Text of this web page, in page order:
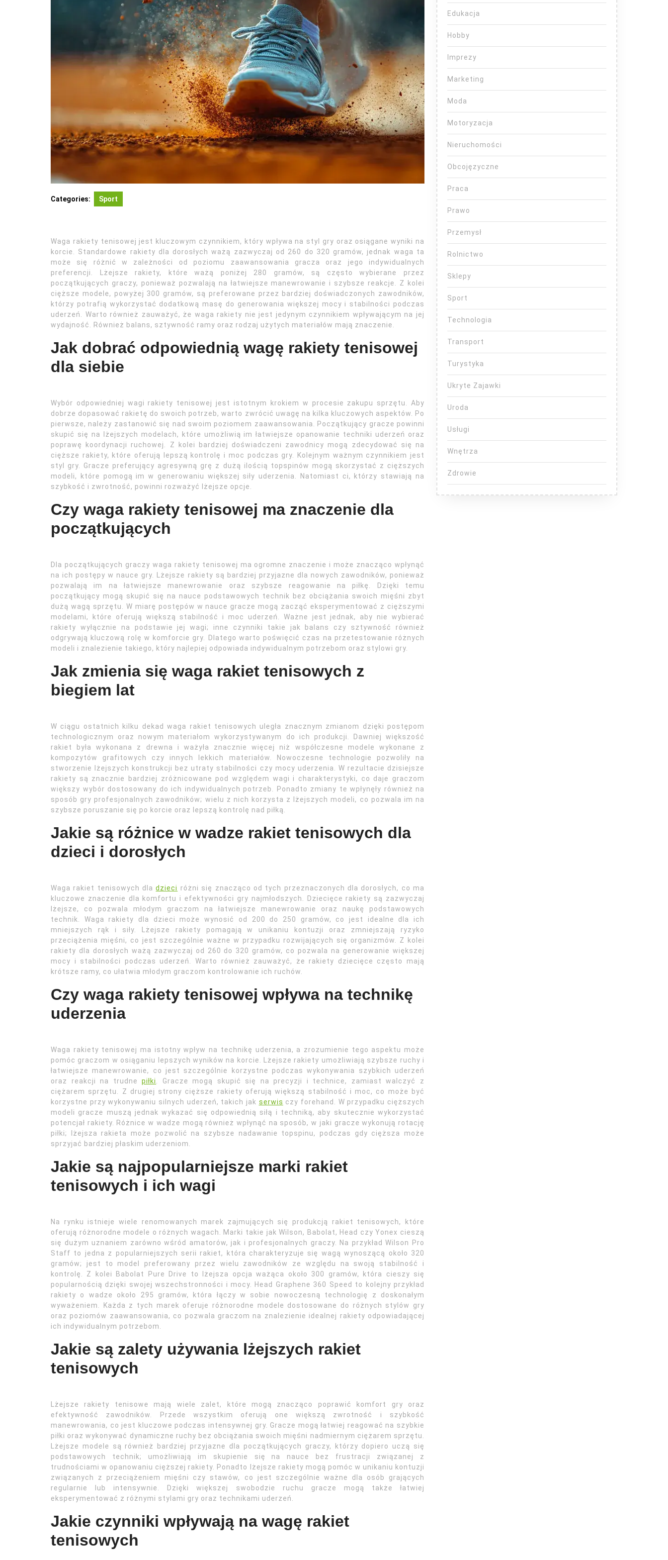
Categories: Sport
Waga rakiety tenisowej jest kluczowym czynnikiem, który wpływa na styl gry oraz osiągane wyniki na
korcie. Standardowe rakiety dla dorosłych ważą zazwyczaj od 260 do 320 gramów, jednak waga ta
może się różnić w zależności od poziomu zaawansowania gracza oraz jego indywidualnych
preferencji. Lżejsze rakiety, które ważą poniżej 280 gramów, są często wybierane przez
początkujących graczy, ponieważ pozwalają na łatwiejsze manewrowanie i szybsze reakcje. Z kolei
cięższe modele, powyżej 300 gramów, są preferowane przez bardziej doświadczonych zawodników,
którzy potrafią wykorzystać dodatkową masę do generowania większej mocy i stabilności podczas
uderzeń. Warto również zauważyć, że waga rakiety nie jest jedynym czynnikiem wpływającym na jej
wydajność. Również balans, sztywność ramy oraz rodzaj użytych materiałów mają znaczenie.
Jak dobrać odpowiednią wagę rakiety tenisowej
dla siebie
Wybór odpowiedniej wagi rakiety tenisowej jest istotnym krokiem w procesie zakupu sprzętu. Aby
dobrze dopasować rakietę do swoich potrzeb, warto zwrócić uwagę na kilka kluczowych aspektów. Po
pierwsze, należy zastanowić się nad swoim poziomem zaawansowania. Początkujący gracze powinni
skupić się na lżejszych modelach, które umożliwią im łatwiejsze opanowanie techniki uderzeń oraz
poprawę koordynacji ruchowej. Z kolei bardziej doświadczeni zawodnicy mogą zdecydować się na
cięższe rakiety, które oferują lepszą kontrolę i moc podczas gry. Kolejnym ważnym czynnikiem jest
styl gry. Gracze preferujący agresywną grę z dużą ilością topspinów mogą skorzystać z cięższych
modeli, które pomogą im w generowaniu większej siły uderzenia. Natomiast ci, którzy stawiają na
szybkość i zwrotność, powinni rozważyć lżejsze opcje.
Czy waga rakiety tenisowej ma znaczenie dla
początkujących
Dla początkujących graczy waga rakiety tenisowej ma ogromne znaczenie i może znacząco wpłynąć
na ich postępy w nauce gry. Lżejsze rakiety są bardziej przyjazne dla nowych zawodników, ponieważ
pozwalają im na łatwiejsze manewrowanie oraz szybsze reagowanie na piłkę. Dzięki temu
początkujący mogą skupić się na nauce podstawowych technik bez obciążania swoich mięśni zbyt
dużą wagą sprzętu. W miarę postępów w nauce gracze mogą zacząć eksperymentować z cięższymi
modelami, które oferują większą stabilność i moc uderzeń. Ważne jest jednak, aby nie wybierać
rakiety wyłącznie na podstawie jej wagi; inne czynniki takie jak balans czy sztywność również
odgrywają kluczową rolę w komforcie gry. Dlatego warto poświęcić czas na przetestowanie różnych
modeli i znalezienie takiego, który najlepiej odpowiada indywidualnym potrzebom oraz stylowi gry.
Jak zmienia się waga rakiet tenisowych z
biegiem lat
W ciągu ostatnich kilku dekad waga rakiet tenisowych uległa znacznym zmianom dzięki postępom
technologicznym oraz nowym materiałom wykorzystywanym do ich produkcji. Dawniej większość
rakiet była wykonana z drewna i ważyła znacznie więcej niż współczesne modele wykonane z
kompozytów grafitowych czy innych lekkich materiałów. Nowoczesne technologie pozwoliły na
stworzenie lżejszych konstrukcji bez utraty stabilności czy mocy uderzenia. W rezultacie dzisiejsze
rakiety są znacznie bardziej zróżnicowane pod względem wagi i charakterystyki, co daje graczom
większy wybór dostosowany do ich indywidualnych potrzeb. Ponadto zmiany te wpłynęły również na
sposób gry profesjonalnych zawodników; wielu z nich korzysta z lżejszych modeli, co pozwala im na
szybsze poruszanie się po korcie oraz lepszą kontrolę nad piłką.
Jakie są różnice w wadze rakiet tenisowych dla
dzieci i dorosłych
Waga rakiet tenisowych dladzieci różni się znacząco od tych przeznaczonych dla dorosłych, co ma
kluczowe znaczenie dla komfortu i efektywności gry najmłodszych. Dziecięce rakiety są zazwyczaj
lżejsze, co pozwala młodym graczom na łatwiejsze manewrowanie oraz naukę podstawowych
technik. Waga rakiety dla dzieci może wynosić od 200 do 250 gramów, co jest idealne dla ich
mniejszych rąk i siły. Lżejsze rakiety pomagają w unikaniu kontuzji oraz zmniejszają ryzyko
przeciążenia mięśni, co jest szczególnie ważne w przypadku rozwijających się organizmów. Z kolei
rakiety dla dorosłych ważą zazwyczaj od 260 do 320 gramów, co pozwala na generowanie większej
mocy i stabilności podczas uderzeń. Warto również zauważyć, że rakiety dziecięce często mają
krótsze ramy, co ułatwia młodym graczom kontrolowanie ich ruchów.
Czy waga rakiety tenisowej wpływa na technikę
uderzenia
Waga rakiety tenisowej ma istotny wpływ na technikę uderzenia, a zrozumienie tego aspektu może
pomóc graczom w osiąganiu lepszych wyników na korcie. Lżejsze rakiety umożliwiają szybsze ruchy i
łatwiejsze manewrowanie, co jest szczególnie korzystne podczas wykonywania szybkich uderzeń
oraz reakcji na trudnepiłki
. Gracze mogą skupić się na precyzji i technice, zamiast walczyć z
ciężarem sprzętu. Z drugiej strony cięższe rakiety oferują większą stabilność i moc, co może być
korzystne przy wykonywaniu silnych uderzeń, takich jak serwis czy forehand. W przypadku cięższych
modeli gracze muszą jednak wykazać się odpowiednią siłą i techniką, aby skutecznie wykorzystać
potencjał rakiety. Różnice w wadze mogą również wpłynąć na sposób, w jaki gracze wykonują rotację
piłki; lżejsza rakieta może pozwolić na szybsze nadawanie topspinu, podczas gdy cięższa może
sprzyjać bardziej płaskim uderzeniom.
Jakie są najpopularniejsze marki rakiet
tenisowych i ich wagi
Na rynku istnieje wiele renomowanych marek zajmujących się produkcją rakiet tenisowych, które
oferują różnorodne modele o różnych wagach. Marki takie jak Wilson, Babolat, Head czy Yonex cieszą
się dużym uznaniem zarówno wśród amatorów, jak i profesjonalnych graczy. Na przykład Wilson Pro
Staff to jedna z popularniejszych serii rakiet, która charakteryzuje się wagą wynoszącą około 320
gramów; jest to model preferowany przez wielu zawodników ze względu na swoją stabilność i
kontrolę. Z kolei Babolat Pure Drive to lżejsza opcja ważąca około 300 gramów, która cieszy się
popularnością dzięki swojej wszechstronności i mocy. Head Graphene 360 Speed to kolejny przykład
rakiety o wadze około 295 gramów, która łączy w sobie nowoczesną technologię z doskonałym
wyważeniem. Każda z tych marek oferuje różnorodne modele dostosowane do różnych stylów gry
oraz poziomów zaawansowania, co pozwala graczom na znalezienie idealnej rakiety odpowiadającej
ich indywidualnym potrzebom.
Jakie są zalety używania lżejszych rakiet
tenisowych
Lżejsze rakiety tenisowe mają wiele zalet, które mogą znacząco poprawić komfort gry oraz
efektywność zawodników. Przede wszystkim oferują one większą zwrotność i szybkość
manewrowania, co jest kluczowe podczas intensywnej gry. Gracze mogą łatwiej reagować na szybkie
piłki oraz wykonywać dynamiczne ruchy bez obciążania swoich mięśni nadmiernym ciężarem sprzętu.
Lżejsze modele są również bardziej przyjazne dla początkujących graczy, którzy dopiero uczą się
podstawowych technik; umożliwiają im skupienie się na nauce bez frustracji związanej z
trudnościami w opanowaniu cięższej rakiety. Ponadto lżejsze rakiety mogą pomóc w unikaniu kontuzji
związanych z przeciążeniem mięśni czy stawów, co jest szczególnie ważne dla osób grających
regularnie lub intensywnie. Dzięki większej swobodzie ruchu gracze mogą także łatwiej
eksperymentować z różnymi stylami gry oraz technikami uderzeń.
Jakie czynniki wpływają na wagę rakiet
tenisowych
Edukacja
Hobby
Imprezy
Marketing
Moda
Motoryzacja
Nieruchomości
Obcojęzyczne
Praca
Prawo
Przemysł
Rolnictwo
Sklepy
Sport
Technologia
Transport
Turystyka
Ukryte Zajawki
Uroda
Usługi
Wnętrza
Zdrowie